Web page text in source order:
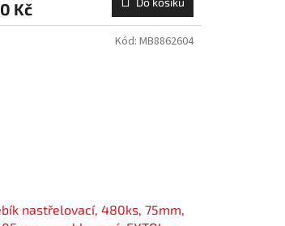
Kč
nastřelovací, 480ks, 75mm,
Kód: MB8862604